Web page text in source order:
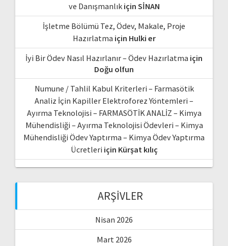
ve Danışmanlıkiçin SİNAN
İşletme Bölümü Tez, Ödev, Makale, Proje
Hazırlatma için Hulki er
İyi Bir Ödev Nasıl Hazırlanır – Ödev Hazırlatma için
Doğu olfun
Numune / Tahlil Kabul Kriterleri – Farmasötik
Analiz İçin Kapiller Elektroforez Yöntemleri –
Ayırma Teknolojisi – FARMASÖTİK ANALİZ – Kimya
Mühendisliği – Ayırma Teknolojisi Ödevleri – Kimya
Mühendisliği Ödev Yaptırma – Kimya Ödev Yaptırma
Ücretleri için Kürşat kılıç
ARŞIVLER
Nisan 2026
Mart 2026